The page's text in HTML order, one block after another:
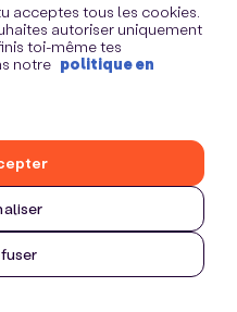
acceptes tous les cookies.
autoriser uniquement
toi-même tes
notre politique en